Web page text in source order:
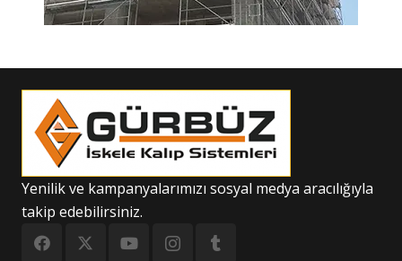
Yenilik ve kampanyalarımızı sosyal medya aracılığıyla
takip edebilirsiniz.